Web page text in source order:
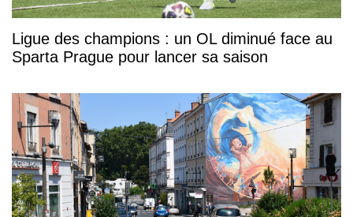
Ligue des champions : un OL diminué face au
Sparta Prague pour lancer sa saison